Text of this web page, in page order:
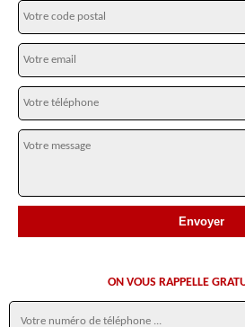
ON VOUS RAPPELLE